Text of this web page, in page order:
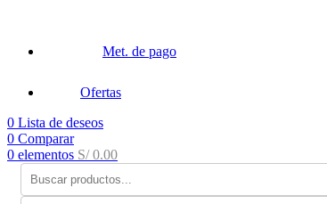
Met. de pago
Ofertas
0 Lista de deseos
0 Comparar
0 elementos S/0.00